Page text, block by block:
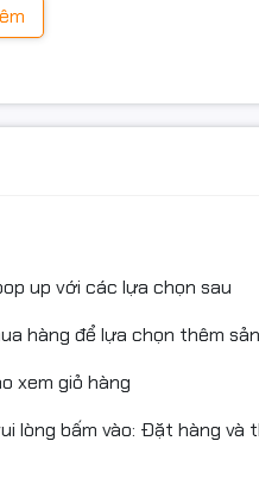
tính đồ hoạ, máy in lazer
liên hệ phòng
up với các lựa chọn sau
hàng để lựa chọn thêm
xem giỏ hàng
lòng bấm vào: Đặt hàng và